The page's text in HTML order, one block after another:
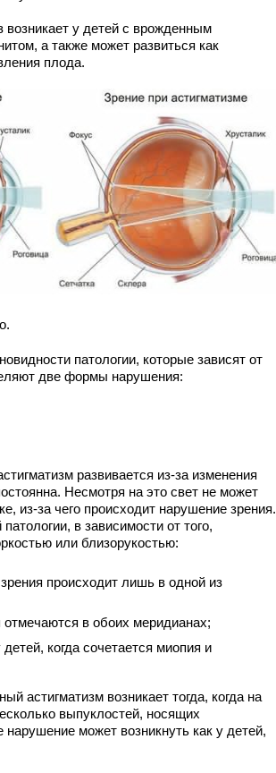
возникает у детей с врожденным
а также может развиться как
плода.
патологии, которые зависят от
две формы нарушения:
развивается из-за изменения
Несмотря на это свет не может
из-за чего происходит нарушение зрения.
в зависимости от того,
или близорукостью:
происходит лишь в одной из
в обоих меридианах;
когда сочетается миопия и
астигматизм возникает тогда, когда на
выпуклостей, носящих
нарушение может возникнуть как у детей,